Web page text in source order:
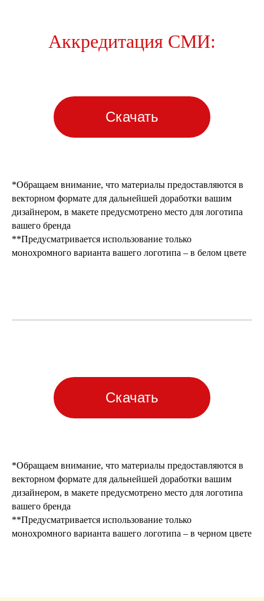
Аккредитация СМИ:
Скачать
*Обращаем внимание, что материалы предоставляются в
векторном формате для дальнейшей доработки вашим
дизайнером, в макете предусмотрено место для логотипа
вашего бренда
**Предусматривается использование только
монохромного варианта вашего логотипа – в белом цвете
Скачать
*Обращаем внимание, что материалы предоставляются в
векторном формате для дальнейшей доработки вашим
дизайнером, в макете предусмотрено место для логотипа
вашего бренда
**Предусматривается использование только
монохромного варианта вашего логотипа – в черном цвете
ПОДПИСАТЬСЯ НА НОВОСТИ